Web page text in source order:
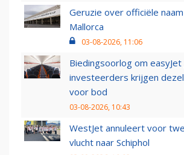
Geruzie over officiële
Mallorca
03-08-2026, 11:06
Biedingsoorlog om
investeerders krijgen
voor bod
03-08-2026, 10:43
WestJet annuleert voor
vlucht naar Schiphol